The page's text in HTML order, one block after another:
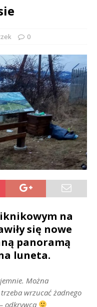
0
na
się nowe
panoramą
luneta.
Można
wrzucać żadnego
odkrywca